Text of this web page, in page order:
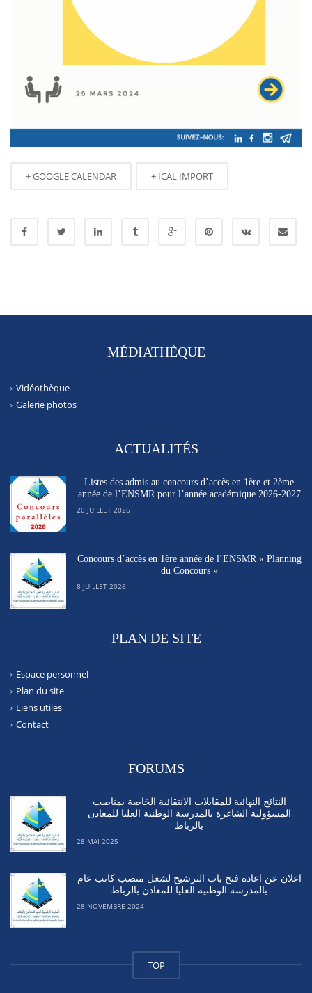
+ GOOGLE CALENDAR + ICAL IMPORT
MÉDIATHÈQUE
Vidéothèque
Galerie photos
ACTUALITÉS
Listes des admis au concours d’accès en 1ère et 2ème
année de l’ENSMR pour l’année académique 2026-2027
20 JUILLET 2026
Concours d’accès en 1ère année de l’ENSMR « Planning
du Concours »
8 JUILLET 2026
PLAN DE SITE
Espace personnel
Plan du site
Liens utiles
Contact
FORUMS
النتائج النهائية للمقابلات الانتقائية الخاصة بمناصب
المسؤولية الشاغرة بالمدرسة الوطنية العليا للمعادن
بالرباط
28 MAI 2025
اعلان عن اعادة فتح باب الترشيح لشغل منصب كاتب عام
بالمدرسة الوطنية العليا للمعادن بالرباط
28 NOVEMBRE 2024
TOP